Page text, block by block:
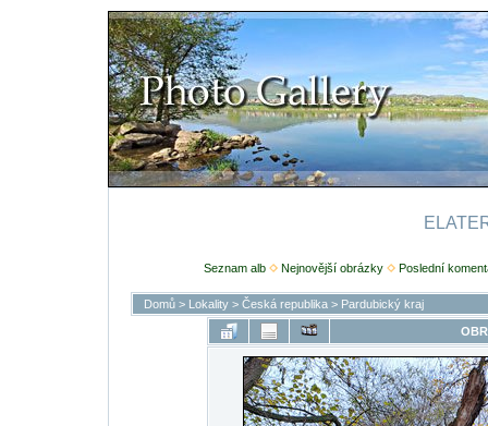
Seznam alb Nejnovější obrázky Poslední
Domů> Lokality> Česká republika> Pardubický kraj